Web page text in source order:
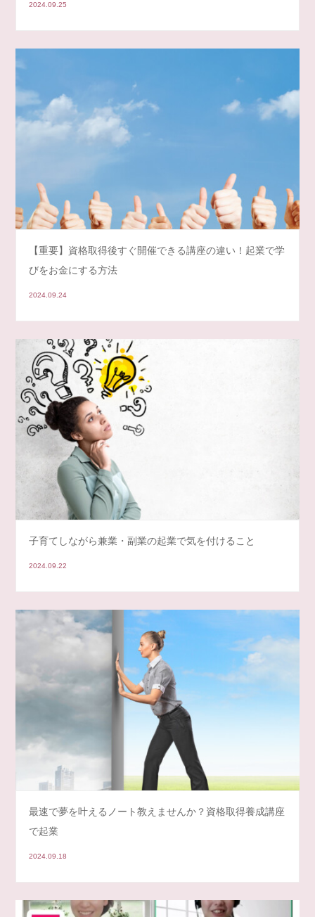
2024.09.25
【重要】資格取得後すぐ開催できる講座の違い！起業で学
びをお金にする方法
2024.09.24
子育てしながら兼業・副業の起業で気を付けること
2024.09.22
最速で夢を叶えるノート教えませんか？資格取得養成講座
で起業
2024.09.18